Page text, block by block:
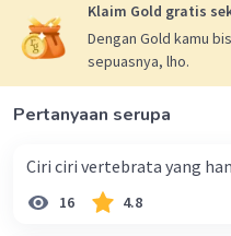
Klaim Gold gratis
Dengan Gold kamu
sepuasnya, lho.
Pertanyaan serupa
Ciri ciri vertebrata yang
16 4.8